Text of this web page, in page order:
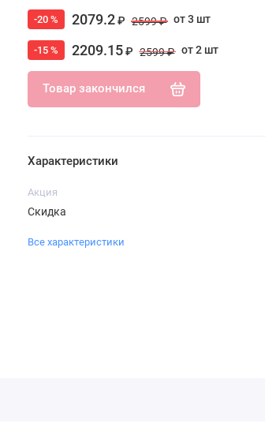
-20 % 2079.2₽ 2599 ₽ от 3 шт
-15 % 2209.15₽ 2599 ₽ от 2 шт
Товар закончился
Характеристики
Акция
Скидка
Все характеристики